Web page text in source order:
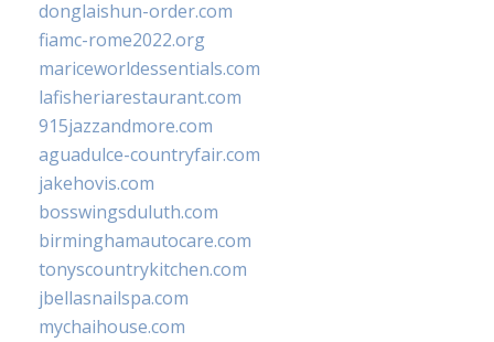
donglaishun-order.com
fiamc-rome2022.org
mariceworldessentials.com
lafisheriarestaurant.com
915jazzandmore.com
aguadulce-countryfair.com
jakehovis.com
bosswingsduluth.com
birminghamautocare.com
tonyscountrykitchen.com
jbellasnailspa.com
mychaihouse.com